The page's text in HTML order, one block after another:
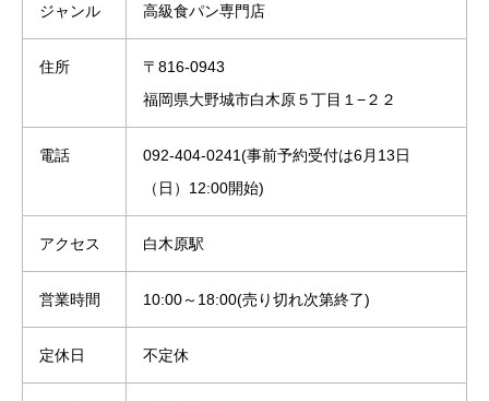
ジャンル 高級食パン専門店
住所
〒816-0943
福岡県大野城市白木原５丁目１−２２
電話
092-404-0241(事前予約受付は6月13日
（日）12:00開始)
アクセス 白木原駅
営業時間 10:00～18:00(売り切れ次第終了)
定休日 不定休